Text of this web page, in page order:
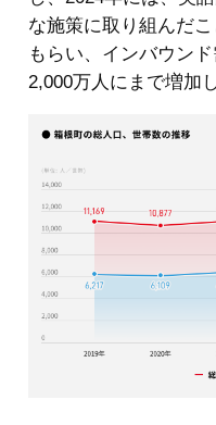
な施策に取り組んだ
もらい、インバウン
2,000万人にまで増加